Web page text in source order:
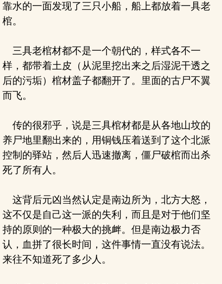
靠水的一面发现了三只小船，船上都放着一具老
棺。
三具老棺材都不是一个朝代的，样式各不一
样，都带着土皮（从泥里挖出来之后湿泥干透之
后的污垢）棺材盖子都翻开了。里面的古尸不翼
而飞。
传的很邪乎，说是三具棺材都是从各地山坟的
养尸地里翻出来的，用铜钱压着送到了这个北派
控制的驿站，然后人迅速撤离，僵尸破棺而出杀
死了所有人。
这背后元凶当然认定是南边所为，北方大怒，
这不仅是自己这一派的失利，而且是对于他们坚
持的原则的一种极大的挑衅。但是南边极力否
认，血拼了很长时间，这件事情一直没有说法。
来往不知道死了多少人。